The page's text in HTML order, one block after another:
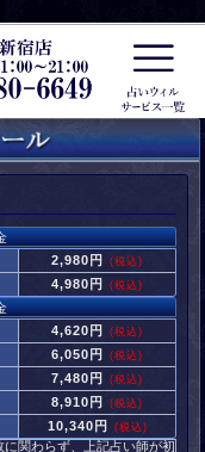
2,980円 (税込)
4,980円 (税込)
4,620円 (税込)
6,050円 (税込)
7,480円 (税込)
8,910円 (税込)
10,340円 (税込)
関わらず、上記占い師が初